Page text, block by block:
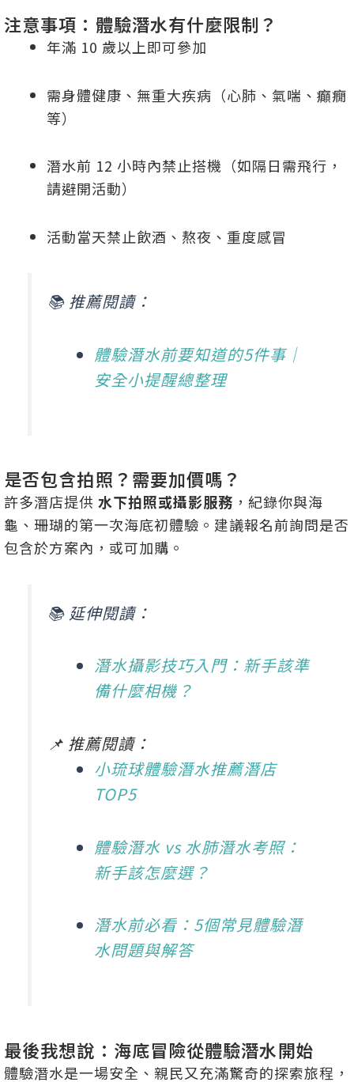
注意事項：體驗潛水有什麼限制？
年滿 10 歲以上即可參加
需身體健康、無重大疾病（心肺、氣喘、癲癇
等）
潛水前 12 小時內禁止搭機（如隔日需飛行，
請避開活動）
活動當天禁止飲酒、熬夜、重度感冒
📚 推薦閱讀：
體驗潛水前要知道的5件事｜
安全小提醒總整理
是否包含拍照？需要加價嗎？
許多潛店提供 水下拍照或攝影服務 ，紀錄你與海
龜、珊瑚的第一次海底初體驗。建議報名前詢問是否
包含於方案內，或可加購。
📚 延伸閱讀：
潛水攝影技巧入門：新手該準
備什麼相機？
📌 推薦閱讀：
小琉球體驗潛水推薦潛店
TOP5
體驗潛水 vs 水肺潛水考照：
新手該怎麼選？
潛水前必看：5個常見體驗潛
水問題與解答
最後我想說：海底冒險從體驗潛水開始
體驗潛水是一場安全、親民又充滿驚奇的探索旅程，